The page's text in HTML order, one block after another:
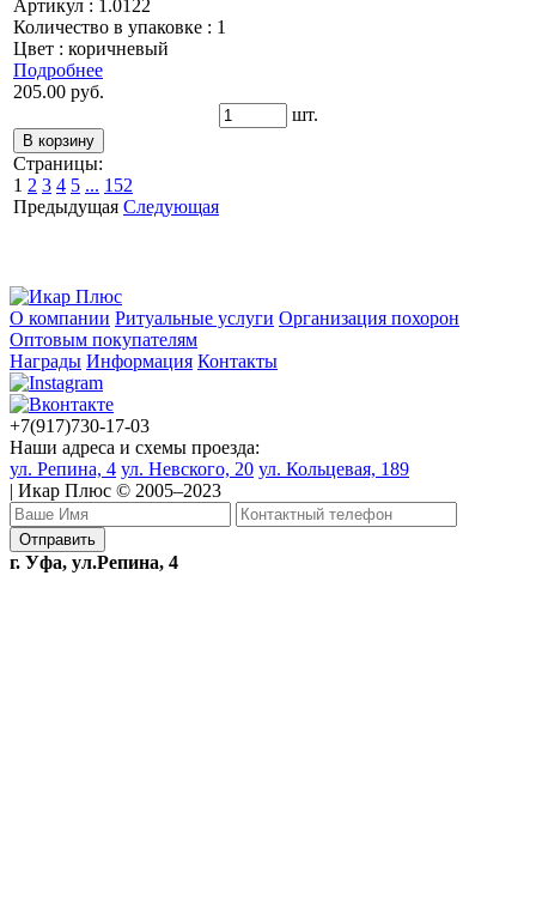
Артикул : 1.0122
Количество в упаковке : 1
Цвет : коричневый
Подробнее
205.00 руб.
шт.
Страницы:
1 2 3 4 5 ... 152
Предыдущая Следующая
О компании Ритуальные услуги Организация похорон
Оптовым покупателям
Награды Информация Контакты
+7(917)730-17-03
Наши адреса и схемы проезда:
ул. Репина, 4 ул. Невского, 20 ул. Кольцевая, 189
| Икар Плюс © 2005–2023
г. Уфа, ул.Репина, 4